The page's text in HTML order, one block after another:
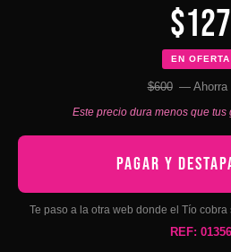
$127
EN OFERTA
$600 — Ahorra
Este precio dura menos que tus
PAGAR Y
Te paso a la otra web donde el Tío cobra
REF: 01356